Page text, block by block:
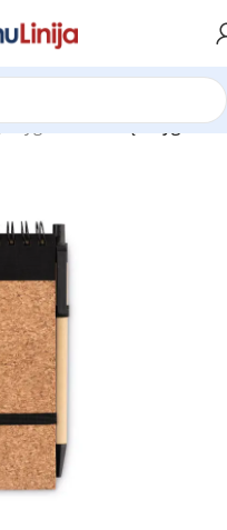
Užrašų knygutės